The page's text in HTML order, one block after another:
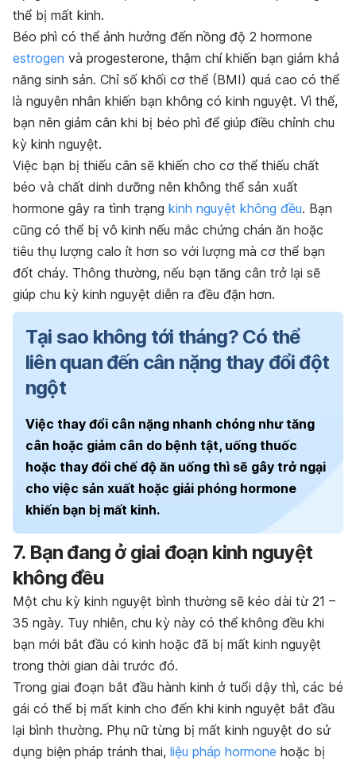
thể bị mất kinh.
Béo phì có thể ảnh hưởng đến nồng độ 2 hormone
estrogen và progesterone, thậm chí khiến bạn giảm khả
năng sinh sản. Chỉ số khối cơ thể (BMI) quá cao có thể
là nguyên nhân khiến bạn không có kinh nguyệt. Vì thế,
bạn nên giảm cân khi bị béo phì để giúp điều chỉnh chu
kỳ kinh nguyệt.
Việc bạn bị thiếu cân sẽ khiến cho cơ thể thiếu chất
béo và chất dinh dưỡng nên không thể sản xuất
hormone gây ra tình trạng kinh nguyệt không đều. Bạn
cũng có thể bị vô kinh nếu mắc chứng chán ăn hoặc
tiêu thụ lượng calo ít hơn so với lượng mà cơ thể bạn
đốt cháy. Thông thường, nếu bạn tăng cân trở lại sẽ
giúp chu kỳ kinh nguyệt diễn ra đều đặn hơn.
Tại sao không tới tháng? Có thể
liên quan đến cân nặng thay đổi đột
ngột
Việc thay đổi cân nặng nhanh chóng như tăng
cân hoặc giảm cân do bệnh tật, uống thuốc
hoặc thay đổi chế độ ăn uống thì sẽ gây trở ngại
cho việc sản xuất hoặc giải phóng hormone
khiến bạn bị mất kinh.
7. Bạn đang ở giai đoạn kinh nguyệt
không đều
Một chu kỳ kinh nguyệt bình thường sẽ kéo dài từ 21 –
35 ngày. Tuy nhiên, chu kỳ này có thể không đều khi
bạn mới bắt đầu có kinh hoặc đã bị mất kinh nguyệt
trong thời gian dài trước đó.
Trong giai đoạn bắt đầu hành kinh ở tuổi dậy thì, các bé
gái có thể bị mất kinh cho đến khi kinh nguyệt bắt đầu
lại bình thường. Phụ nữ từng bị mất kinh nguyệt do sử
dụng biện pháp tránh thai, liệu pháp hormone hoặc bị